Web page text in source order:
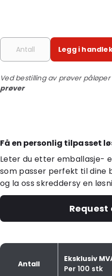
Legg i
Ved bestilling av prøver
prøver
Få en personlig tilpasset
Leter du etter emballasje-
som passer perfekt til dine
og la oss skreddersy en
Request
Antall
Eksklusiv
Per 100 stk